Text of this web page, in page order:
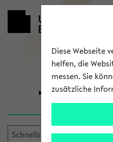
Universität
Diese Webseite
helfen, die
messen. Sie
zusätzliche